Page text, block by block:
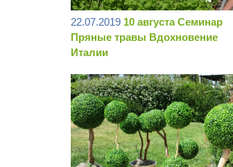
22.07.2019 10 августа Семинар
Пряные травы Вдохновение
Италии